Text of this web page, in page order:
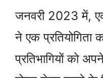
जनवरी 2023 में,
ने एक प्रतियोगिता
प्रतिभागियों को